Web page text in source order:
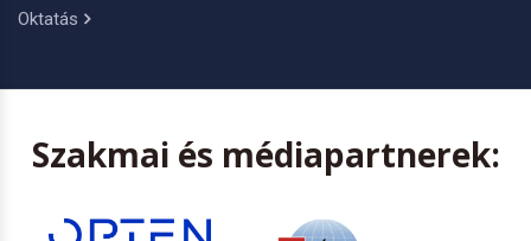
Oktatás
Szakmai és médiapartnerek: